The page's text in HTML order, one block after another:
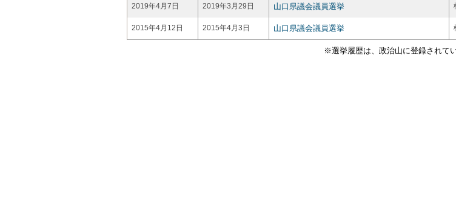
2019年4月7日 2019年3月29日 山口県議会議員選挙
2015年4月12日 2015年4月3日 山口県議会議員選挙
※選挙履歴は、政治山に登録されて